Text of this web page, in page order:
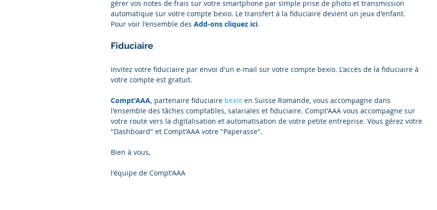
gérer vos notes de frais sur votre smartphone par simple prise de photo et transmission
automatique sur votre compte bexio. Le transfert à la fiduciaire devient un jeux d'enfant.
Pour voir l'ensemble des Add-ons cliquez ici.
Fiduciaire
Invitez votre fiduciaire par envoi d'un e-mail sur votre compte bexio. L'accès de la fiduciaire à
votre compte est gratuit.
Compt'AAA, partenaire fiduciaire bexio en Suisse Romande, vous accompagne dans
l'ensemble des tâches comptables, salariales et fiduciaire. Compt'AAA vous accompagne sur
votre route vers la digitalisation et automatisation de votre petite entreprise. Vous gérez votre
"Dashboard" et Compt'AAA votre "Paperasse".
Bien à vous,
l'équipe de Compt'AAA